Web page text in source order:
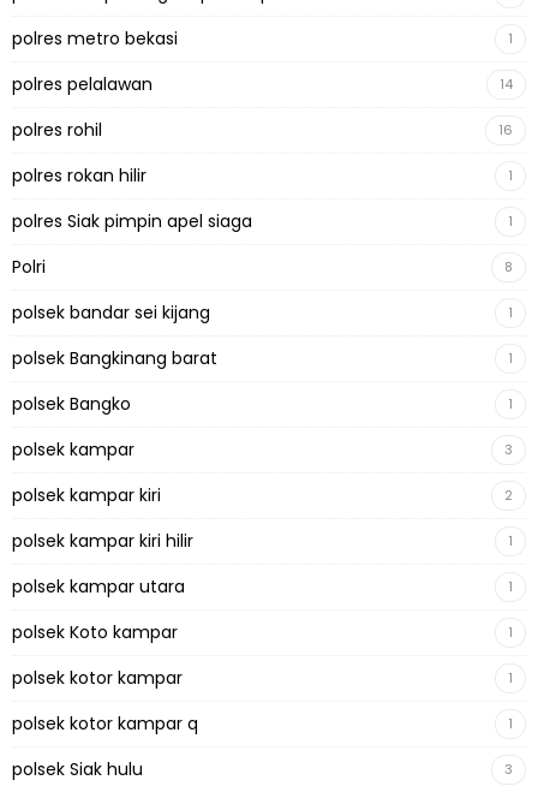
polres metro bekasi 1
polres pelalawan 14
polres rohil 16
polres rokan hilir 1
polres Siak pimpin apel siaga 1
Polri 8
polsek bandar sei kijang 1
polsek Bangkinang barat 1
polsek Bangko 1
polsek kampar 3
polsek kampar kiri 2
polsek kampar kiri hilir 1
polsek kampar utara 1
polsek Koto kampar 1
polsek kotor kampar 1
polsek kotor kampar q 1
polsek Siak hulu 3